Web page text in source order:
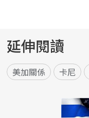
延伸閱讀
美加關係 卡尼